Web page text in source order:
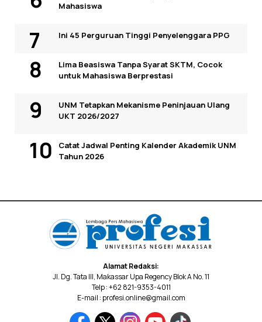
Mahasiswa
Ini 45 Perguruan Tinggi Penyelenggara PPG
Lima Beasiswa Tanpa Syarat SKTM, Cocok
untuk Mahasiswa Berprestasi
UNM Tetapkan Mekanisme Peninjauan Ulang
UKT 2026/2027
Catat Jadwal Penting Kalender Akademik UNM
Tahun 2026
Alamat Redaksi:
Jl. Dg. Tata III, Makassar Upa Regency Blok A No. 11
Telp : +62 821-9353-4011
E-mail : profesi.online@gmail.com